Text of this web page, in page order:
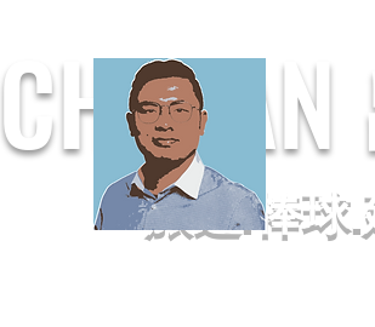
CHUFAN
旅遊.棒球